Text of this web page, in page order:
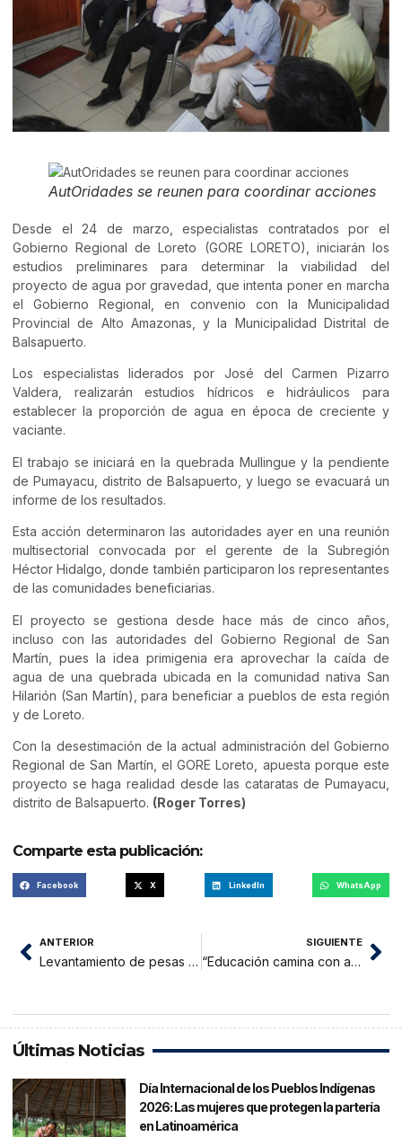
AutOridades se reunen para coordinar acciones
Desde el 24 de marzo, especialistas contratados por el
Gobierno Regional de Loreto (GORE LORETO), iniciarán los
estudios preliminares para determinar la viabilidad del
proyecto de agua por gravedad, que intenta poner en marcha
el Gobierno Regional, en convenio con la Municipalidad
Provincial de Alto Amazonas, y la Municipalidad Distrital de
Balsapuerto.
Los especialistas liderados por José del Carmen Pizarro
Valdera, realizarán estudios hídricos e hidráulicos para
establecer la proporción de agua en época de creciente y
vaciante.
El trabajo se iniciará en la quebrada Mullingue y la pendiente
de Pumayacu, distrito de Balsapuerto, y luego se evacuará un
informe de los resultados.
Esta acción determinaron las autoridades ayer en una reunión
multisectorial convocada por el gerente de la Subregión
Héctor Hidalgo, donde también participaron los representantes
de las comunidades beneficiarias.
El proyecto se gestiona desde hace más de cinco años,
incluso con las autoridades del Gobierno Regional de San
Martín, pues la idea primigenia era aprovechar la caída de
agua de una quebrada ubicada en la comunidad nativa San
Hilarión (San Martín), para beneficiar a pueblos de esta región
y de Loreto.
Con la desestimación de la actual administración del Gobierno
Regional de San Martín, el GORE Loreto, apuesta porque este
proyecto se haga realidad desde las cataratas de Pumayacu,
distrito de Balsapuerto. (Roger Torres)
Comparte esta publicación:
Facebook X LinkedIn WhatsApp
ANTERIOR
Levantamiento de pesas vuelve con todo en este año deportivo
SIGUIENTE
“Educación camina con actividades planificadas”
Últimas Noticias
Día Internacional de los Pueblos Indígenas
2026: Las mujeres que protegen la partería
en Latinoamérica